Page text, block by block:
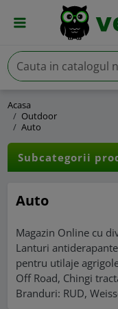
Acasa
Outdoor
Auto
Subcategorii
Auto
Magazin Online cu
Lanturi
pentru utilaje
Off Road, Chingi
Branduri: RUD,